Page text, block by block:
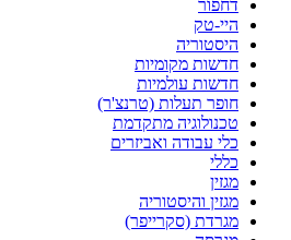
דחפור
היי-טק
היסטוריה
חדשות מקומיות
חדשות עולמיות
חופר תעלות (טרנצ'ר)
טכנולוגיה מתקדמת
כלי עבודה ואביזרים
כללי
מגזין
מגזין והיסטוריה
מגרדת (סקרייפר)